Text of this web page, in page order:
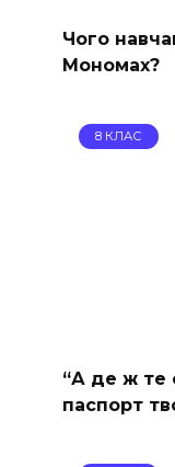
Чого
Мономах?
8 КЛАС
“А де ж те
паспорт